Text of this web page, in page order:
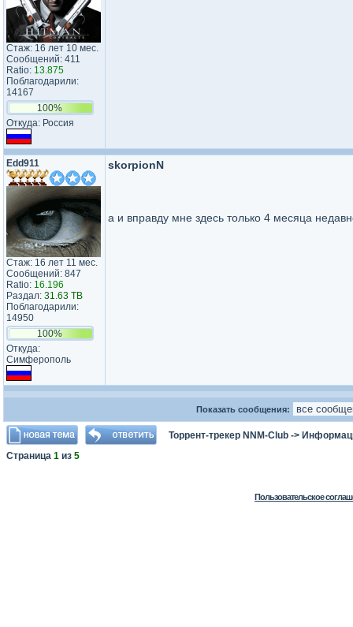
Стаж: 16 лет 10 мес.
Сообщений: 411
Ratio: 13.875
Поблагодарили:
14167
100%
Откуда: Россия
Edd911
Стаж: 16 лет 11 мес.
Сообщений: 847
Ratio: 16.196
Раздал: 31.63 TB
Поблагодарили:
14950
100%
Откуда:
Симферополь
skorpionN
а и вправду мне здесь только 4 месяца
Показать сообщения:
Торрент-трекер NNM-Club ->
Страница 1 из 5
Пользовательское